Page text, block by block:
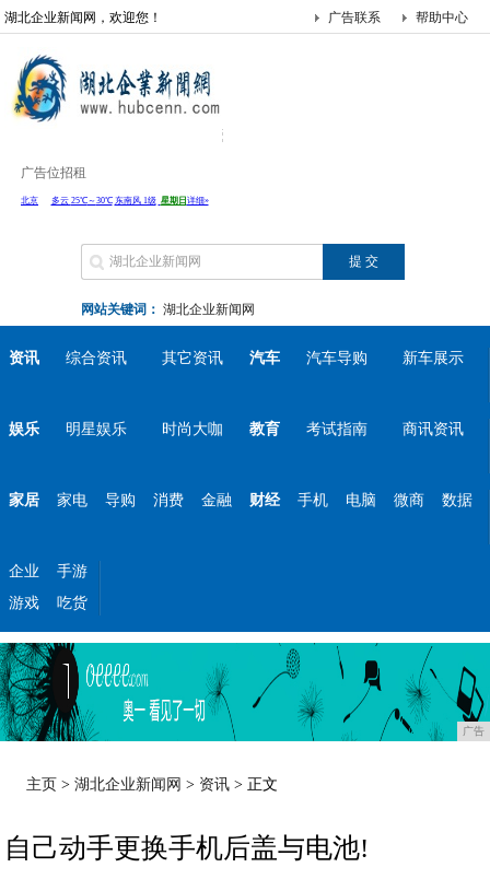
湖北企业新闻网，欢迎您！ 帮助中心
广告联系
广告位招租
网站关键词： 湖北企业新闻网
资讯 综合资讯 其它资讯 汽车 汽车导购 新车展示
娱乐 明星娱乐 时尚大咖 教育 考试指南 商讯资讯
家居 家电 导购 消费 金融 财经 手机 电脑 微商 数据
企业
手游
游戏
吃货
广告
主页 >湖北企业新闻网 > 资讯 > 正文
自己动手更换手机后盖与电池!